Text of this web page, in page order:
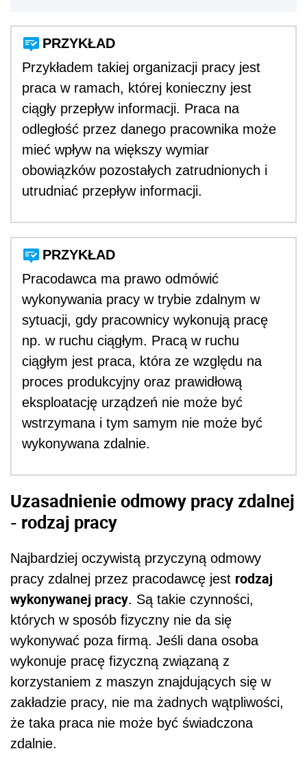
PRZYKŁAD
Przykładem takiej organizacji pracy jest
praca w ramach, której konieczny jest
ciągły przepływ informacji. Praca na
odległość przez danego pracownika może
mieć wpływ na większy wymiar
obowiązków pozostałych zatrudnionych i
utrudniać przepływ informacji.
PRZYKŁAD
Pracodawca ma prawo odmówić
wykonywania pracy w trybie zdalnym w
sytuacji, gdy pracownicy wykonują pracę
np. w ruchu ciągłym. Pracą w ruchu
ciągłym jest praca, która ze względu na
proces produkcyjny oraz prawidłową
eksploatację urządzeń nie może być
wstrzymana i tym samym nie może być
wykonywana zdalnie.
Uzasadnienie odmowy pracy zdalnej
- rodzaj pracy
Najbardziej oczywistą przyczyną odmowy
pracy zdalnej przez pracodawcę jest rodzaj
wykonywanej pracy. Są takie czynności,
których w sposób fizyczny nie da się
wykonywać poza firmą. Jeśli dana osoba
wykonuje pracę fizyczną związaną z
korzystaniem z maszyn znajdujących się w
zakładzie pracy, nie ma żadnych wątpliwości,
że taka praca nie może być świadczona
zdalnie.